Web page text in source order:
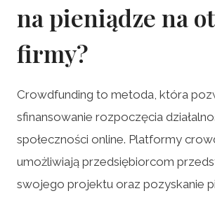
na pieniądze na
firmy?
Crowdfunding to metoda, która
sfinansowanie rozpoczęcia
społeczności online. Platformy
umożliwiają przedsiębiorcom
swojego projektu oraz pozyskanie